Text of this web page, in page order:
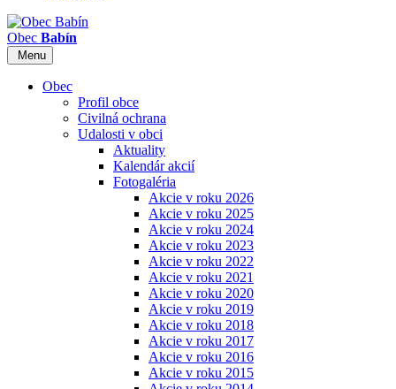
Obec Babín
Menu
Obec
Profil obce
Civilná ochrana
Udalosti v obci
Aktuality
Kalendár akcií
Fotogaléria
Akcie v roku 2026
Akcie v roku 2025
Akcie v roku 2024
Akcie v roku 2023
Akcie v roku 2022
Akcie v roku 2021
Akcie v roku 2020
Akcie v roku 2019
Akcie v roku 2018
Akcie v roku 2017
Akcie v roku 2016
Akcie v roku 2015